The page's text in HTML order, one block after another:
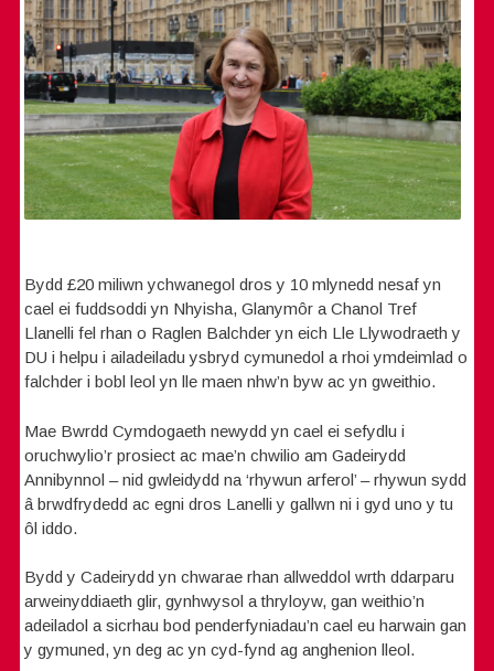
Bydd £20 miliwn ychwanegol dros y 10 mlynedd nesaf yn
cael ei fuddsoddi yn Nhyisha, Glanymôr a Chanol Tref
Llanelli fel rhan o Raglen Balchder yn eich Lle Llywodraeth y
DU i helpu i ailadeiladu ysbryd cymunedol a rhoi ymdeimlad o
falchder i bobl leol yn lle maen nhw’n byw ac yn gweithio.
Mae Bwrdd Cymdogaeth newydd yn cael ei sefydlu i
oruchwylio’r prosiect ac mae’n chwilio am Gadeirydd
Annibynnol – nid gwleidydd na ‘rhywun arferol’ – rhywun sydd
â brwdfrydedd ac egni dros Lanelli y gallwn ni i gyd uno y tu
ôl iddo.
Bydd y Cadeirydd yn chwarae rhan allweddol wrth ddarparu
arweinyddiaeth glir, gynhwysol a thryloyw, gan weithio’n
adeiladol a sicrhau bod penderfyniadau’n cael eu harwain gan
y gymuned, yn deg ac yn cyd-fynd ag anghenion lleol.